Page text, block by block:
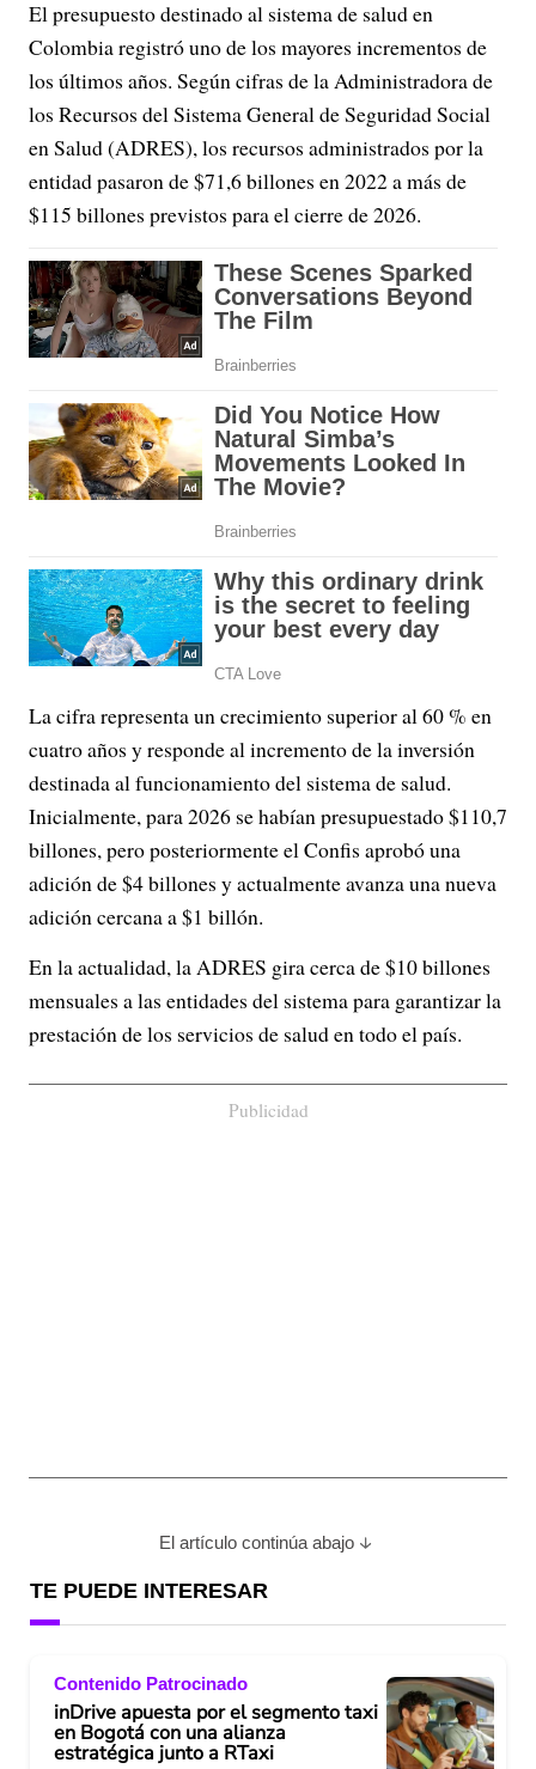
El presupuesto destinado al sistema de salud en
Colombia registró uno de los mayores incrementos de
los últimos años. Según cifras de la Administradora de
los Recursos del Sistema General de Seguridad Social
en Salud (ADRES), los recursos administrados por la
entidad pasaron de $71,6 billones en 2022 a más de
$115 billones previstos para el cierre de 2026.
La cifra representa un crecimiento superior al 60 % en
cuatro años y responde al incremento de la inversión
destinada al funcionamiento del sistema de salud.
Inicialmente, para 2026 se habían presupuestado $110,7
billones, pero posteriormente el Confis aprobó una
adición de $4 billones y actualmente avanza una nueva
adición cercana a $1 billón.
En la actualidad, la ADRES gira cerca de $10 billones
mensuales a las entidades del sistema para garantizar la
prestación de los servicios de salud en todo el país.
Publicidad
El artículo continúa abajo
TE PUEDE INTERESAR
Contenido Patrocinado
inDrive apuesta por el segmento taxi
en Bogotá con una alianza
estratégica junto a RTaxi